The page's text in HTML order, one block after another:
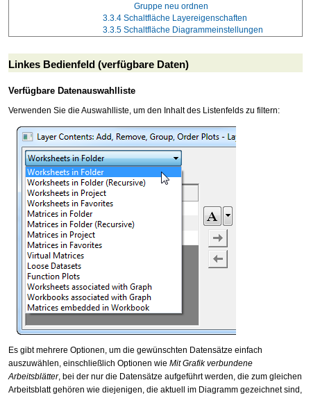
Gruppe neu ordnen
3.3.4 Schaltfläche Layereigenschaften
3.3.5 Schaltfläche Diagrammeinstellungen
Linkes Bedienfeld (verfügbare Daten)
Verfügbare Datenauswahlliste
Verwenden Sie die Auswahlliste, um den Inhalt des Listenfelds zu filtern:
Es gibt mehrere Optionen, um die gewünschten Datensätze einfach
auszuwählen, einschließlich Optionen wie Mit Grafik verbundene
Arbeitsblätter, bei der nur die Datensätze aufgeführt werden, die zum gleichen
Arbeitsblatt gehören wie diejenigen, die aktuell im Diagramm gezeichnet sind,